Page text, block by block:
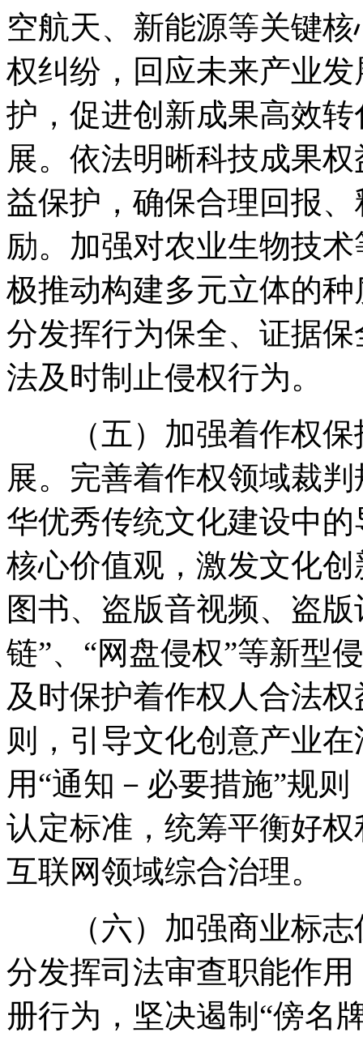
空航天、新能源等关键
权纠纷，回应未来产业
护，促进创新成果高效
展。依法明晰科技成果
益保护，确保合理回报
励。加强对农业生物技
极推动构建多元立体的
分发挥行为保全、证据
法及时制止侵权行为。
（五）加强着作权保
展。完善着作权领域裁
华优秀传统文化建设中
核心价值观，激发文化
图书、盗版音视频、盗
链”、“网盘侵权”等新型
及时保护着作权人合法
则，引导文化创意产业
用“通知－必要措施”规
认定标准，统筹平衡好
互联网领域综合治理。
（六）加强商业标志
分发挥司法审查职能作
册行为，坚决遏制“傍名